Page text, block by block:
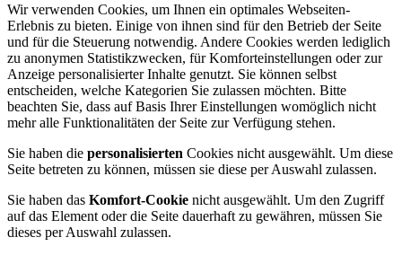
Wir verwenden Cookies, um Ihnen ein optimales Webseiten-
Erlebnis zu bieten. Einige von ihnen sind für den Betrieb der Seite
und für die Steuerung notwendig. Andere Cookies werden lediglich
zu anonymen Statistikzwecken, für Komforteinstellungen oder zur
Anzeige personalisierter Inhalte genutzt. Sie können selbst
entscheiden, welche Kategorien Sie zulassen möchten. Bitte
beachten Sie, dass auf Basis Ihrer Einstellungen womöglich nicht
mehr alle Funktionalitäten der Seite zur Verfügung stehen.
Sie haben die personalisierten Cookies nicht ausgewählt. Um diese
Seite betreten zu können, müssen sie diese per Auswahl zulassen.
Sie haben das Komfort-Cookie nicht ausgewählt. Um den Zugriff
auf das Element oder die Seite dauerhaft zu gewähren, müssen Sie
dieses per Auswahl zulassen.